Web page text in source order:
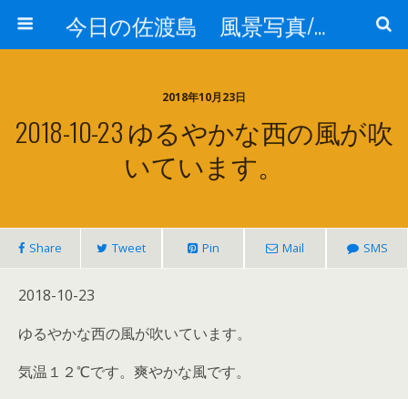
今日の佐渡島 風景写真/天気/お酒/お米/温泉
2018年10月23日
2018-10-23 ゆるやかな西の風が吹
いています。
Share Tweet Pin Mail SMS
2018-10-23
ゆるやかな西の風が吹いています。
気温１２℃です。爽やかな風です。